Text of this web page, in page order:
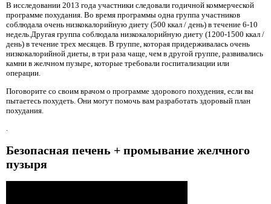
В исследовании 2013 года участники следовали годичной коммерческой
программе похудания. Во время программы одна группа участников
соблюдала очень низкокалорийную диету (500 ккал / день) в течение 6-10
недель.Другая группа соблюдала низкокалорийную диету (1200-1500 ккал /
день) в течение трех месяцев. В группе, которая придерживалась очень
низкокалорийной диеты, в три раза чаще, чем в другой группе, развивались
камни в желчном пузыре, которые требовали госпитализации или
операции.
Поговорите со своим врачом о программе здорового похудения, если вы
пытаетесь похудеть. Они могут помочь вам разработать здоровый план
похудания.
.
Безопасная печень + промывание желчного
пузыря